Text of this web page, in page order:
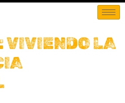
VIVIENDO LA